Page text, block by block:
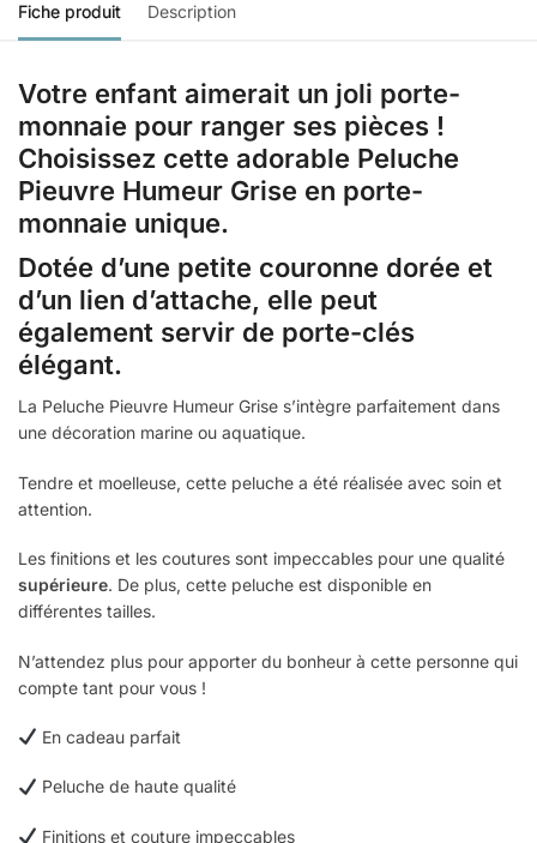
Fiche produit Description
Votre enfant aimerait un joli porte-
monnaie pour ranger ses pièces !
Choisissez cette adorable Peluche
Pieuvre Humeur Grise en porte-
monnaie unique.
Dotée d’une petite couronne dorée et
d’un lien d’attache, elle peut
également servir de porte-clés
élégant.
La Peluche Pieuvre Humeur Grise s’intègre parfaitement dans
une décoration marine ou aquatique.
Tendre et moelleuse, cette peluche a été réalisée avec soin et
attention.
Les finitions et les coutures sont impeccables pour une qualité
supérieure. De plus, cette peluche est disponible en
différentes tailles.
N’attendez plus pour apporter du bonheur à cette personne qui
compte tant pour vous !
En cadeau parfait
Peluche de haute qualité
Finitions et couture impeccables